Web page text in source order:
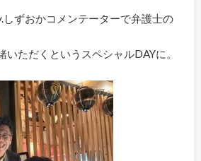
ずおかコメンテーターで弁護士の
ただくというスペシャルDAYに。